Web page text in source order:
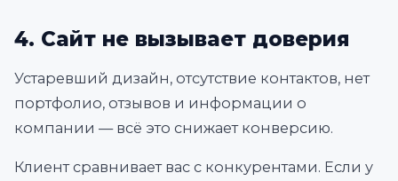
4. Сайт не вызывает доверия
Устаревший дизайн, отсутствие контактов, нет
портфолио, отзывов и информации о
компании — всё это снижает конверсию.
Клиент сравнивает вас с конкурентами. Если у